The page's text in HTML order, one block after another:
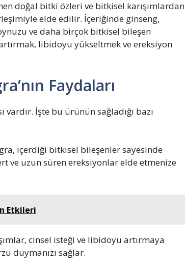
doğal bitki özleri ve bitkisel karışımlardan
elde edilir. İçeriğinde ginseng,
ve daha birçok bitkisel bileşen
libidoyu yükseltmek ve ereksiyon
Faydaları
vardır. İşte bu ürünün sağladığı bazı
içerdiği bitkisel bileşenler sayesinde
ve uzun süren ereksiyonlar elde etmenize
Etkileri
cinsel isteği ve libidoyu artırmaya
duymanızı sağlar.